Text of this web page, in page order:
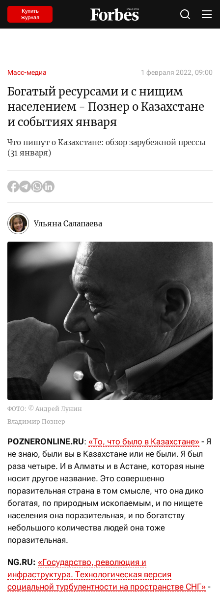
Купить
журнал
Масс-медиа 1 февраля 2022, 09:00
Богатый ресурсами и с нищим
населением - Познер о Казахстане
и событиях января
Что пишут о Казахстане: обзор зарубежной прессы
(31 января)
Ульяна Салапаева
ФОТО: © Андрей Лунин
Владимир Познер
POZNERONLINE.RU: «То, что было в Казахстане» - Я
не знаю, были вы в Казахстане или не были. Я был
раза четыре. И в Алматы и в Астане, которая ныне
носит другое название. Это совершенно
поразительная страна в том смысле, что она дико
богатая, по природным ископаемым, и по нищете
населения она поразительная, и по богатству
небольшого количества людей она тоже
поразительная.
NG.RU: «Государство, революция и
инфраструктура. Технологическая версия
социальной турбулентности на пространстве СНГ» -